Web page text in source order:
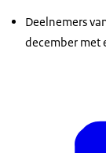
Deelnemers
december met